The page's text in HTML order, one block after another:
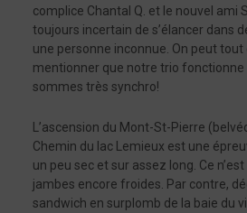
complice Chantal Q. et le nouvel ami
toujours incertain de s’élancer dans
une personne inconnue. On peut tout
mentionner que notre trio fonctionne
sommes très synchro!
L’ascension du Mont-St-Pierre
Chemin du lac Lemieux est une
un peu sec et sur assez long. Ce
jambes encore froides. Par contre,
sandwich en surplomb de la baie du